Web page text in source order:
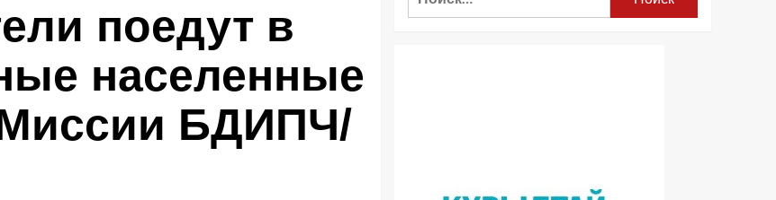
поедут в
населенные
Миссии БДИПЧ/